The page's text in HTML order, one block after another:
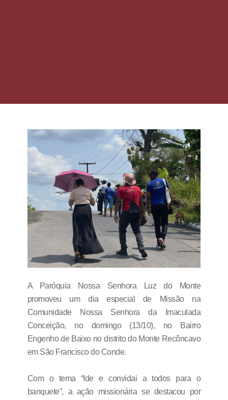
A Paróquia Nossa Senhora Luz do Monte
promoveu um dia especial de Missão na
Comunidade Nossa Senhora da Imaculada
Conceição, no domingo (13/10), no Bairro
Engenho de Baixo no distrito do Monte Recôncavo
em São Francisco do Conde.
Com o tema “Ide e convidai a todos para o
banquete”, a ação missionária se destacou por